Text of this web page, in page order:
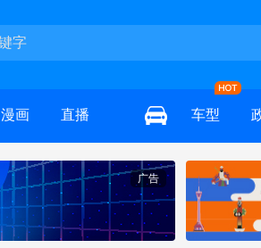
漫画 直播 车型
广告